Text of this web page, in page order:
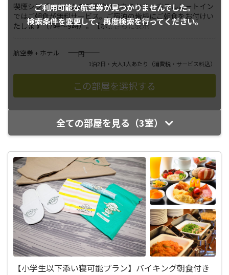
ご利用可能な航空券が見つかりませんでした。
検索条件を変更して、再度検索を行ってください。
喫煙シングルルームのご予約はこちらから。ホテルルートイン
ではご朝食が無料サービス。ご宿泊の皆様にご朝食をお付けい
たします（7時～9時）。【ホ...さらに表示
航空券 + ホテル ――――円
1泊2日・大人1人あたり （消費税・サービス料込）
全ての部屋を見る（3室）
【小学生以下添い寝可能プラン】バイキング朝食付き